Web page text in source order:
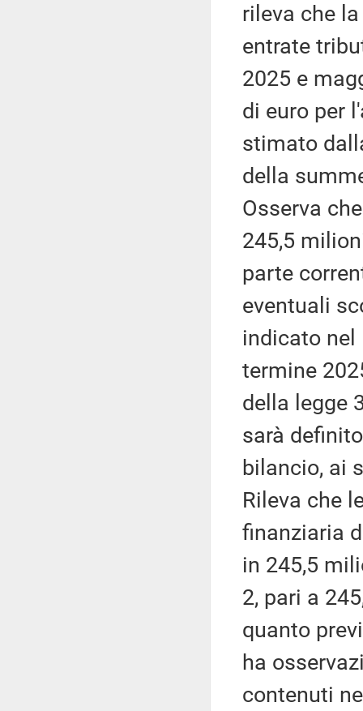
rileva che
entrate
2025 e
di euro per
stimato
della
Osserva
245,5
parte
eventuali
indicato
termine
della legge
sarà
bilancio, ai
Rileva che
finanziaria
in 245,5
2, pari a
quanto
ha
contenuti